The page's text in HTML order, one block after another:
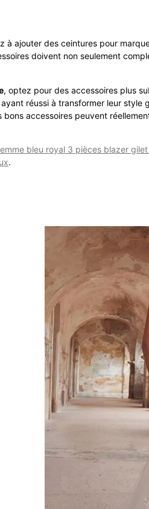
ajouter des ceintures pour
doivent non seulement
, optez pour des accessoires plus
réussi à transformer leur style
accessoires peuvent
bleu royal 3 pièces blazer
.